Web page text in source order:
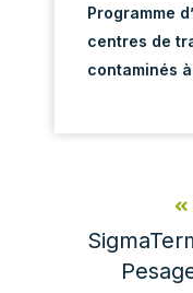
Programme
centres de
contaminés